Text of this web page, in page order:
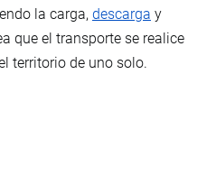
la carga, descarga y
que el transporte se realice
territorio de uno solo.